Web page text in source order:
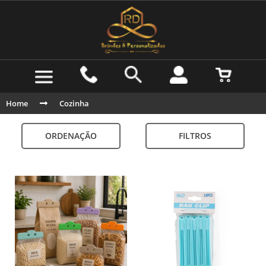
Home Cozinha
ORDENAÇÃO FILTROS